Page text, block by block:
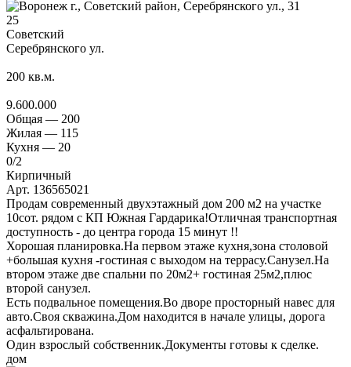
25
Советский
Серебрянского ул.
200 кв.м.
9.600.000
Общая — 200
Жилая — 115
Кухня — 20
0/2
Кирпичный
Арт. 136565021
Продам современный двухэтажный дом 200 м2 на участке
10сот. рядом с КП Южная Гардарика!Отличная транспортная
доступность - до центра города 15 минут !!
Хорошая планировка.На первом этаже кухня,зона столовой
+большая кухня -гостиная с выходом на террасу.Санузел.На
втором этаже две спальни по 20м2+ гостиная 25м2,плюс
второй санузел.
Есть подвальное помещения.Во дворе просторный навес для
авто.Своя скважина.Дом находится в начале улицы, дорога
асфальтирована.
Один взрослый собственник.Документы готовы к сделке.
дом